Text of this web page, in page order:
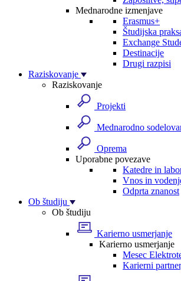
Mednarodne izmenjave
Erasmus+
Študijska
Exchange
Destinacije
Drugi razpisi
Raziskovanje
Raziskovanje
Projekti
Mednarodno
Oprema
Uporabne povezave
Katedre in
Vnos in
Odprta znanost
Ob študiju
Ob študiju
Karierno usmerjanje
Karierno usmerjanje
Mesec
Karierni